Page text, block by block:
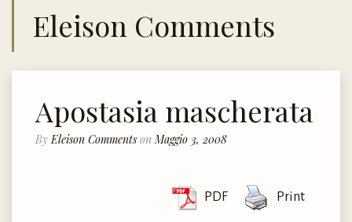
Eleison Comments
Apostasia mascherata
By Eleison Comments on Maggio 3, 2008
PDF Print